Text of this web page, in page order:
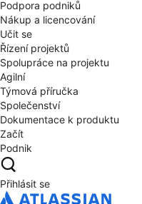
Podpora podniků
Nákup a licencování
Učit se
Řízení projektů
Spolupráce na projektu
Agilní
Týmová příručka
Společenství
Dokumentace k produktu
Začít
Podnik
Přihlásit se